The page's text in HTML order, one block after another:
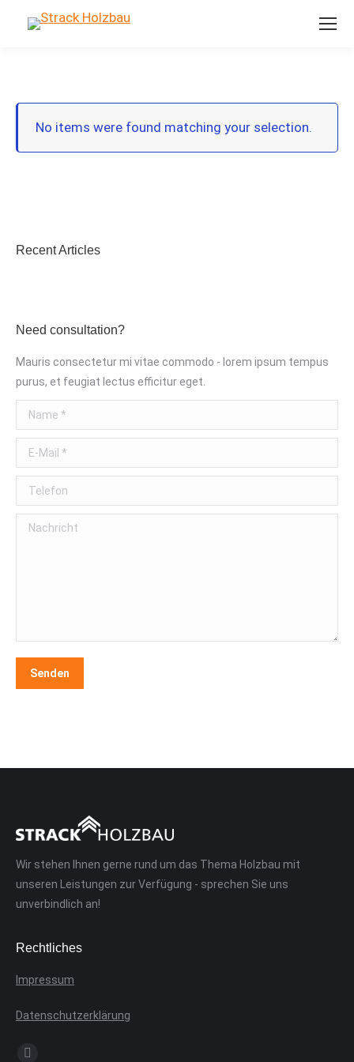
No items were found matching your selection.
Recent Articles
Need consultation?
Mauris consectetur mi vitae commodo - lorem ipsum tempus
purus, et feugiat lectus efficitur eget.
Name *
E-Mail *
Telefon
Nachricht
Senden
Wir stehen Ihnen gerne rund um das Thema Holzbau mit
unseren Leistungen zur Verfügung - sprechen Sie uns
unverbindlich an!
Rechtliches
Impressum
Datenschutzerklärung
Finden Sie uns auf: